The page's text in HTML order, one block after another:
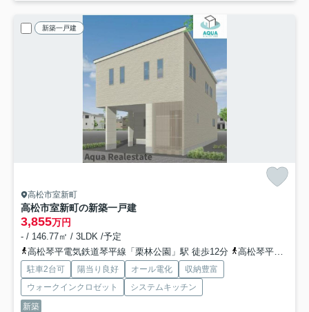
新築一戸建
高松市室新町
高松市室新町の新築一戸建
3,855万円
- / 146.77㎡ / 3LDK /予定
高松琴平電気鉄道琴平線「栗林公園」駅 徒歩12分
高松琴平電気鉄道琴平線「三条」駅 徒歩14分
駐車2台可 陽当り良好 オール電化
収納豊富
ウォークインクロゼット
システムキッチン
新築